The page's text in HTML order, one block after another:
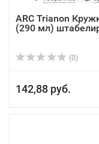
ARC Trianon
(290 мл)
(0)
142,88 руб.